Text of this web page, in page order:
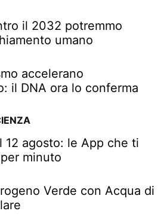
il 2032 potremmo
umano
accelerano
il DNA ora lo conferma
12 agosto: le App che ti
minuto
Verde con Acqua di